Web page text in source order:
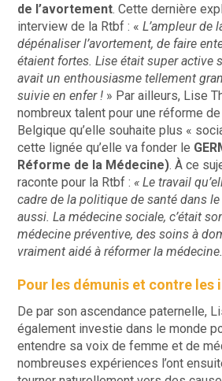
de l’avortement. Cette dernière
interview de la Rtbf : «L’ampleur de
dépénaliser l’avortement, de faire
étaient fortes. Lise était super active
avait un enthousiasme tellement
suivie en enfer ! » Par ailleurs, Lise
nombreux talent pour une réforme
Belgique qu’elle souhaite plus «
cette lignée qu’elle va fonder le
Réforme de la Médecine). À ce
raconte pour la Rtbf : « Le travail
cadre de la politique de santé dans
aussi. La médecine sociale, c’était
médecine préventive, des soins à
vraiment aidé à réformer la
Pour les démunis et contre les
De par son ascendance paternelle,
également investie dans le monde
entendre sa voix de femme et de
nombreuses expériences l’ont